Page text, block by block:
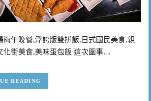
梅午晚餐,浮誇版雙拼飯,日式國民美食,親
化街美食,美味蛋包飯 這次圍事…
READING